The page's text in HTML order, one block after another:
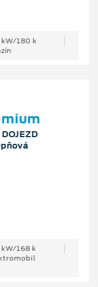
kW/180 k
kW/168 k